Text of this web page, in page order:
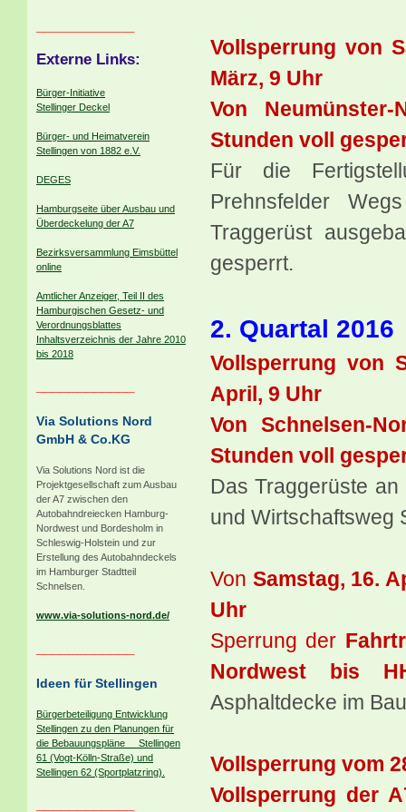
Externe Links:
Bürger-Initiative
Stellinger Deckel
Bürger- und Heimatverein
Stellingen von 1882 e.V.
DEGES
Hamburgseite über Ausbau und
Überdeckelung der A7
Bezirksversammlung Eimsbüttel
online
Amtlicher Anzeiger, Teil II des
Hamburgischen Gesetz- und
Verordnungsblattes
Inhaltsverzeichnis der Jahre 2010
bis 2018
Via Solutions Nord
GmbH & Co.KG
Via Solutions Nord ist die
Projektgesellschaft zum Ausbau
der A7 zwischen den
Autobahndreiecken Hamburg-
Nordwest und Bordesholm in
Schleswig-Holstein und zur
Erstellung des Autobahndeckels
im Hamburger Stadtteil
Schnelsen.
www.via-solutions-nord.de/
Ideen für Stellingen
Bürgerbeteiligung Entwicklung
Stellingen zu den Planungen für
die Bebauungspläne Stellingen
61 (Vogt-Kölln-Straße) und
Stellingen 62 (Sportplatzring).
Vollsperrung von
März, 9 Uhr
Von
Stunden voll
Für die
Prehnsfelder
Traggerüst
gesperrt.
2. Quartal 2016
Vollsperrung von
April, 9 Uhr
Von Schnelsen-
Stunden voll
DasTraggerüste
und Wirtschaftsweg
Von Samstag, 16.
Uhr
Sperrung der
Nordwest bis
Asphaltdecke im
Vollsperrung vom
Vollsperrung der